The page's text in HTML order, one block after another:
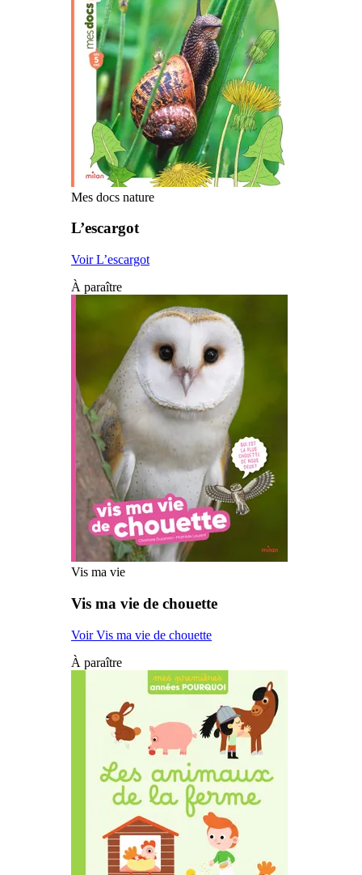
Mes docs nature
L’escargot
Voir L’escargot
À paraître
Vis ma vie
Vis ma vie de chouette
Voir Vis ma vie de chouette
À paraître